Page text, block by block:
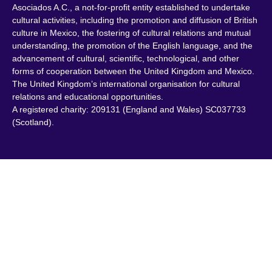
Asociados A.C., a not-for-profit entity established to undertake
cultural activities, including the promotion and diffusion of British
culture in Mexico, the fostering of cultural relations and mutual
understanding, the promotion of the English language, and the
advancement of cultural, scientific, technological, and other
forms of cooperation between the United Kingdom and Mexico.
The United Kingdom’s international organisation for cultural
relations and educational opportunities.
A registered charity: 209131 (England and Wales) SC037733
(Scotland).